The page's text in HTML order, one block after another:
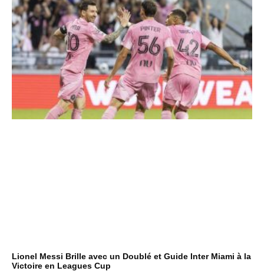
Lionel Messi Brille avec un Doublé et Guide Inter Miami à la
Victoire en Leagues Cup